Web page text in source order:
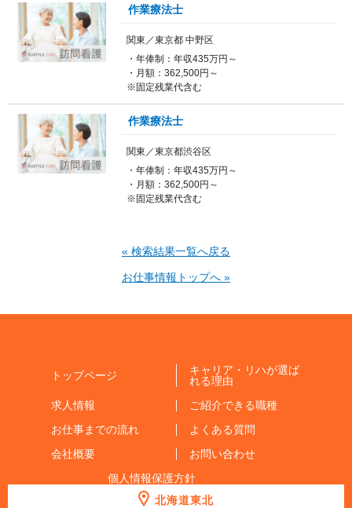
作業療法士
関東／東京都 中野区
・年俸制：年収435万円～
・月額：362,500円～
※固定残業代含む
作業療法士
関東／東京都渋谷区
・年俸制：年収435万円～
・月額：362,500円～
※固定残業代含む
« 検索結果一覧へ戻る
お仕事情報トップへ »
トップページ
キャリア・リハが選ば
れる理由
求人情報
ご紹介できる職種
お仕事までの流れ
よくある質問
会社概要
お問い合わせ
個人情報保護方針
北海道東北